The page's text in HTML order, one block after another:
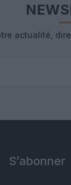
actualité,
S’abonner